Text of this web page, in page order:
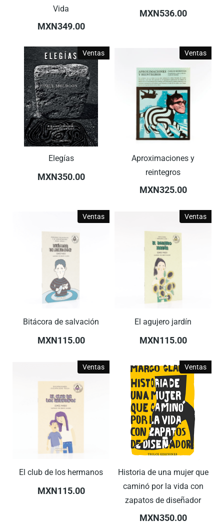
Vida
MXN349.00
MXN536.00
Ventas
Elegías
MXN350.00
Ventas
Aproximaciones y
reintegros
MXN325.00
Ventas
Bitácora de salvación
MXN115.00
Ventas
El agujero jardín
MXN115.00
Ventas
El club de los hermanos
MXN115.00
Ventas
Historia de una mujer que
caminó por la vida con
zapatos de diseñador
MXN350.00